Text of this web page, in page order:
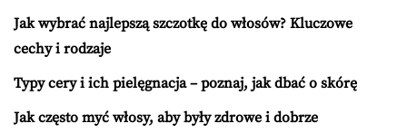
Jak wybrać najlepszą szczotkę do włosów? Kluczowe
cechy i rodzaje
Typy cery i ich pielęgnacja – poznaj, jak dbać o skórę
Jak często myć włosy, aby były zdrowe i dobrze